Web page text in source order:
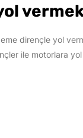
dirençle yol
ile motorlara